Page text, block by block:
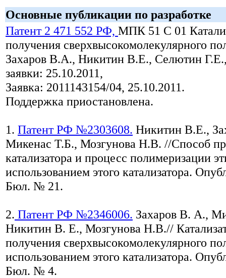
Основные публикации по разработке
Патент 2 471 552 РФ, МПК 51 С 01
получения сверхвысокомолекулярного
Захаров В.А., Никитин В.Е., Селютин
заявки: 25.10.2011,
Заявка: 2011143154/04, 25.10.2011.
Поддержка приостановлена.
1. Патент РФ №2303608. Никитин В.Е.,
Микенас Т.Б., Мозгунова Н.В. //Способ
катализатора и процесс полимеризации
использованием этого катализатора.
Бюл. № 21.
2. Патент РФ №2346006. Захаров В. А.,
Никитин В. Е., Мозгунова Н.В.//
получения сверхвысокомолекулярного
использованием этого катализатора.
Бюл. № 4.